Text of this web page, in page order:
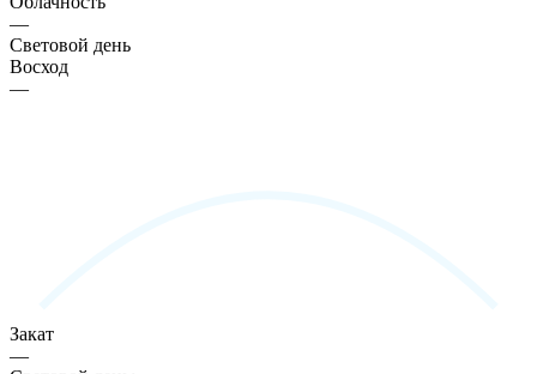
—
Световой день
Восход
—
Закат
—